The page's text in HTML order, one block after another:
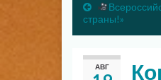
страны!»
АВГ